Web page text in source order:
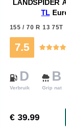
LANDSPIDER
TL
155 / 70 R 13 75T
7.5
D
Verbruik
B
Grip nat
€ 39.99